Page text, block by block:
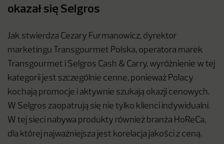
okazał się Selgros
Jak stwierdza Cezary Furmanowicz, dyrektor
marketingu Transgourmet Polska, operatora marek
Transgourmet i Selgros Cash & Carry, wyróżnienie w tej
kategorii jest szczególnie cenne, ponieważ Polacy
kochają promocje i aktywnie szukają okazji cenowych.
W Selgros zaopatrują się nie tylko klienci indywidualni.
W tej sieci nabywa produkty również branża HoReCa,
dla której najważniejsza jest korelacja jakości z ceną.